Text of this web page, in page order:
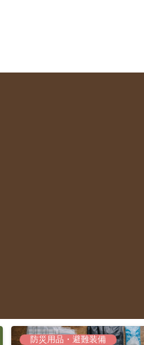
防災用品・避難装備